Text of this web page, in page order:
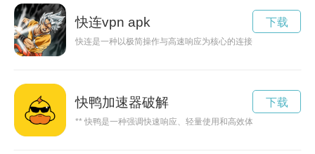
快连vpn apk
快连是一种以极简操作与高速响应为核心的连接服务，提供安
下载
快鸭加速器破解
** 快鸭是一种强调快速响应、轻量使用和高效体验的概念，适
下载